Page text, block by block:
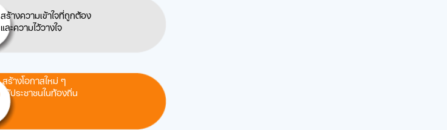
สร้างความเข้าใจที่ถูกต้อง
และความไว้วางใจ
สร้างโอกาสใหม่ ๆ
ให้ประชาชนในท้องถิ่น